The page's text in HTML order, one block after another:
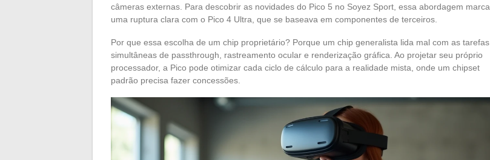
câmeras externas. Para descobrir as novidades do Pico 5 no Soyez Sport, essa abordagem marca
uma ruptura clara com o Pico 4 Ultra, que se baseava em componentes de terceiros.
Por que essa escolha de um chip proprietário? Porque um chip generalista lida mal com as tarefas
simultâneas de passthrough, rastreamento ocular e renderização gráfica. Ao projetar seu próprio
processador, a Pico pode otimizar cada ciclo de cálculo para a realidade mista, onde um chipset
padrão precisa fazer concessões.